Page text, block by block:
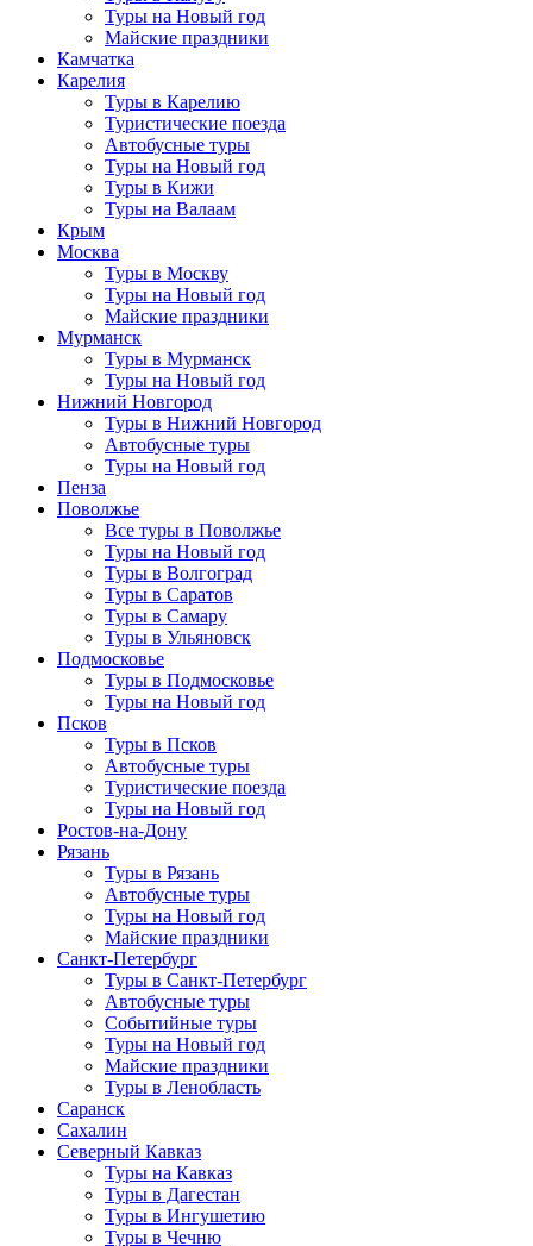
Туры на Новый год
Майские праздники
Камчатка
Карелия
Туры в Карелию
Туристические поезда
Автобусные туры
Туры на Новый год
Туры в Кижи
Туры на Валаам
Крым
Москва
Туры в Москву
Туры на Новый год
Майские праздники
Мурманск
Туры в Мурманск
Туры на Новый год
Нижний Новгород
Туры в Нижний Новгород
Автобусные туры
Туры на Новый год
Пенза
Поволжье
Все туры в Поволжье
Туры на Новый год
Туры в Волгоград
Туры в Саратов
Туры в Самару
Туры в Ульяновск
Подмосковье
Туры в Подмосковье
Туры на Новый год
Псков
Туры в Псков
Автобусные туры
Туристические поезда
Туры на Новый год
Ростов-на-Дону
Рязань
Туры в Рязань
Автобусные туры
Туры на Новый год
Майские праздники
Санкт-Петербург
Туры в Санкт-Петербург
Автобусные туры
Событийные туры
Туры на Новый год
Майские праздники
Туры в Ленобласть
Саранск
Сахалин
Северный Кавказ
Туры на Кавказ
Туры в Дагестан
Туры в Ингушетию
Туры в Чечню